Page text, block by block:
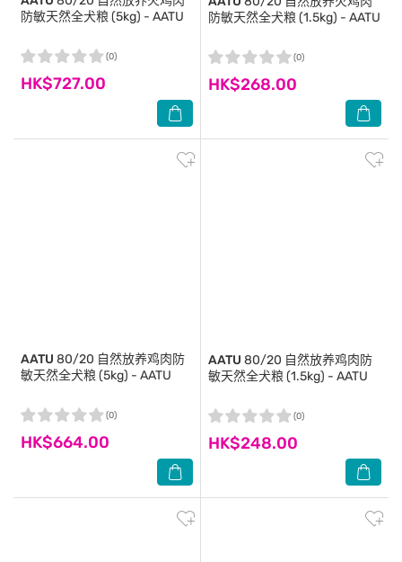
防敏天然全犬粮 (5kg) - AATU
HK$727.00
(0)
防敏天然全犬粮 (1.5kg) - AATU
HK$268.00
(0)
AATU 80/20 自然放养鸡肉防
敏天然全犬粮 (5kg) - AATU
HK$664.00
(0)
AATU 80/20 自然放养鸡肉防
敏天然全犬粮 (1.5kg) - AATU
HK$248.00
(0)